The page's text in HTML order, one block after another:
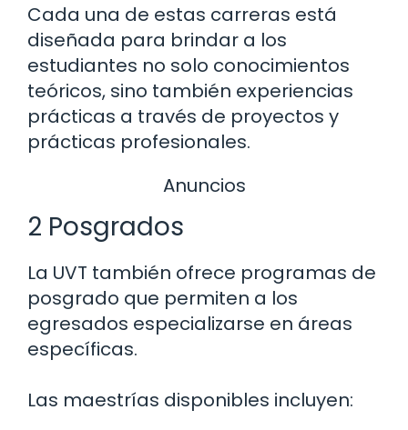
Cada una de estas carreras está
diseñada para brindar a los
estudiantes no solo conocimientos
teóricos, sino también experiencias
prácticas a través de proyectos y
prácticas profesionales.
Anuncios
2 Posgrados
La UVT también ofrece programas de
posgrado que permiten a los
egresados especializarse en áreas
específicas.
Las maestrías disponibles incluyen: